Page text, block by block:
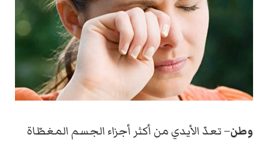
وطن–تعدّ الأيدي من أكثر أجزاء الجسم المغطّاة